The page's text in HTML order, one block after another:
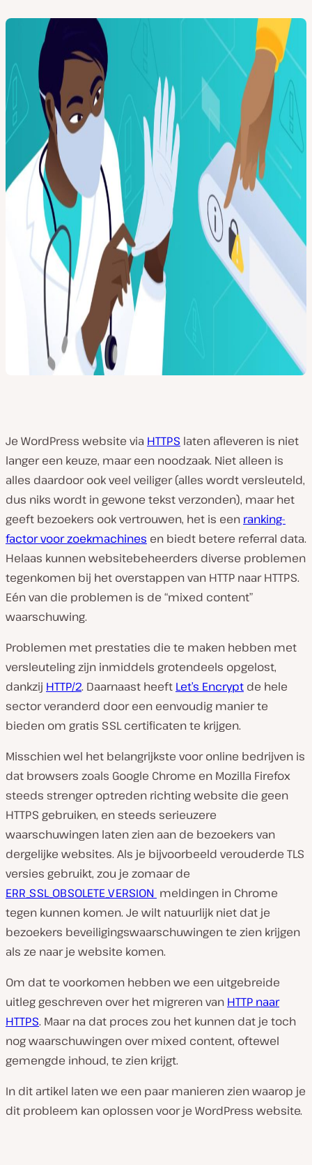
Je WordPress website via HTTPS laten afleveren is niet
langer een keuze, maar een noodzaak. Niet alleen is
alles daardoor ook veel veiliger (alles wordt versleuteld,
dus niks wordt in gewone tekst verzonden), maar het
geeft bezoekers ook vertrouwen, het is een ranking-
factor voor zoekmachines en biedt betere referral data.
Helaas kunnen websitebeheerders diverse problemen
tegenkomen bij het overstappen van HTTP naar HTTPS.
Eén van die problemen is de “mixed content”
waarschuwing.
Problemen met prestaties die te maken hebben met
versleuteling zijn inmiddels grotendeels opgelost,
dankzij HTTP/2. Daarnaast heeft Let’s Encrypt de hele
sector veranderd door een eenvoudig manier te
bieden om gratis SSL certificaten te krijgen.
Misschien wel het belangrijkste voor online bedrijven is
dat browsers zoals Google Chrome en Mozilla Firefox
steeds strenger optreden richting website die geen
HTTPS gebruiken, en steeds serieuzere
waarschuwingen laten zien aan de bezoekers van
dergelijke websites. Als je bijvoorbeeld verouderde TLS
versies gebruikt, zou je zomaar de
ERR_SSL_OBSOLETE_VERSION meldingen in Chrome
tegen kunnen komen. Je wilt natuurlijk niet dat je
bezoekers beveiligingswaarschuwingen te zien krijgen
als ze naar je website komen.
Om dat te voorkomen hebben we een uitgebreide
uitleg geschreven over het migreren van HTTP naar
HTTPS. Maar na dat proces zou het kunnen dat je toch
nog waarschuwingen over mixed content, oftewel
gemengde inhoud, te zien krijgt.
In dit artikel laten we een paar manieren zien waarop je
dit probleem kan oplossen voor je WordPress website.